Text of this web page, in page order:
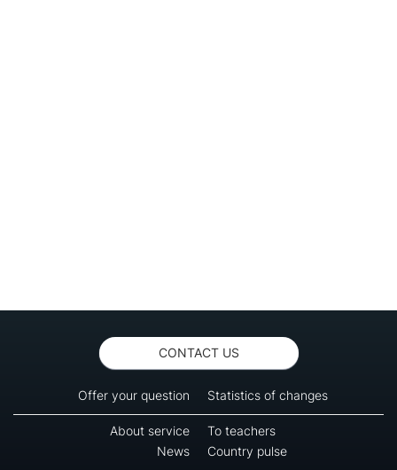
CONTACT US
Offer your question Statistics of changes
About service
To teachers
News
Country pulse